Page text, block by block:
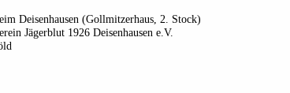
Deisenhausen (Gollmitzerhaus, 2. Stock)
Jägerblut 1926 Deisenhausen e.V.